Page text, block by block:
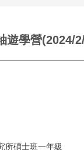
遊學營(2024/
所碩士班一年級